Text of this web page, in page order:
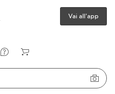
Vai all'app